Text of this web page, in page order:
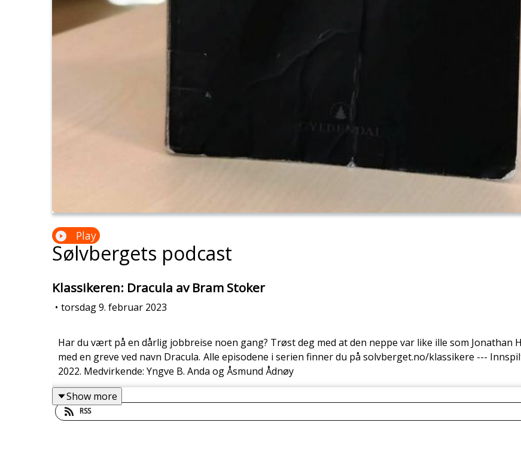
Play
Sølvbergets podcast
Klassikeren: Dracula av Bram Stoker
• torsdag 9. februar 2023
Har du vært på en dårlig jobbreise noen gang? Trøst deg med at den neppe var like ille som
med en greve ved navn Dracula. Alle episodene i serien finner du på solvberget.no/klassikere ---
2022. Medvirkende: Yngve B. Anda og Åsmund Ådnøy
Show more
RSS